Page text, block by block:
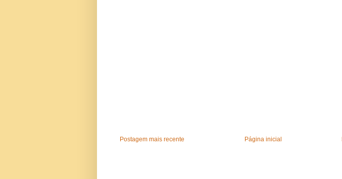
Postagem mais recente Página inicial